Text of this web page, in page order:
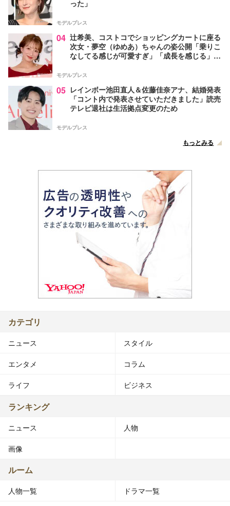
った」
モデルプレス
04 辻希美、コストコでショッピングカートに座る
次女・夢空（ゆめあ）ちゃんの姿公開「乗りこ
なしてる感じが可愛すぎ」「成長を感じる」の
モデルプレス
05 レインボー池田直人＆佐藤佳奈アナ、結婚発表
「コント内で発表させていただきました」読売
テレビ退社は生活拠点変更のため
モデルプレス
もっとみる
カテゴリ
ニュース スタイル
エンタメ コラム
ライフ ビジネス
ランキング
ニュース 人物
画像
ルーム
人物一覧 ドラマ一覧